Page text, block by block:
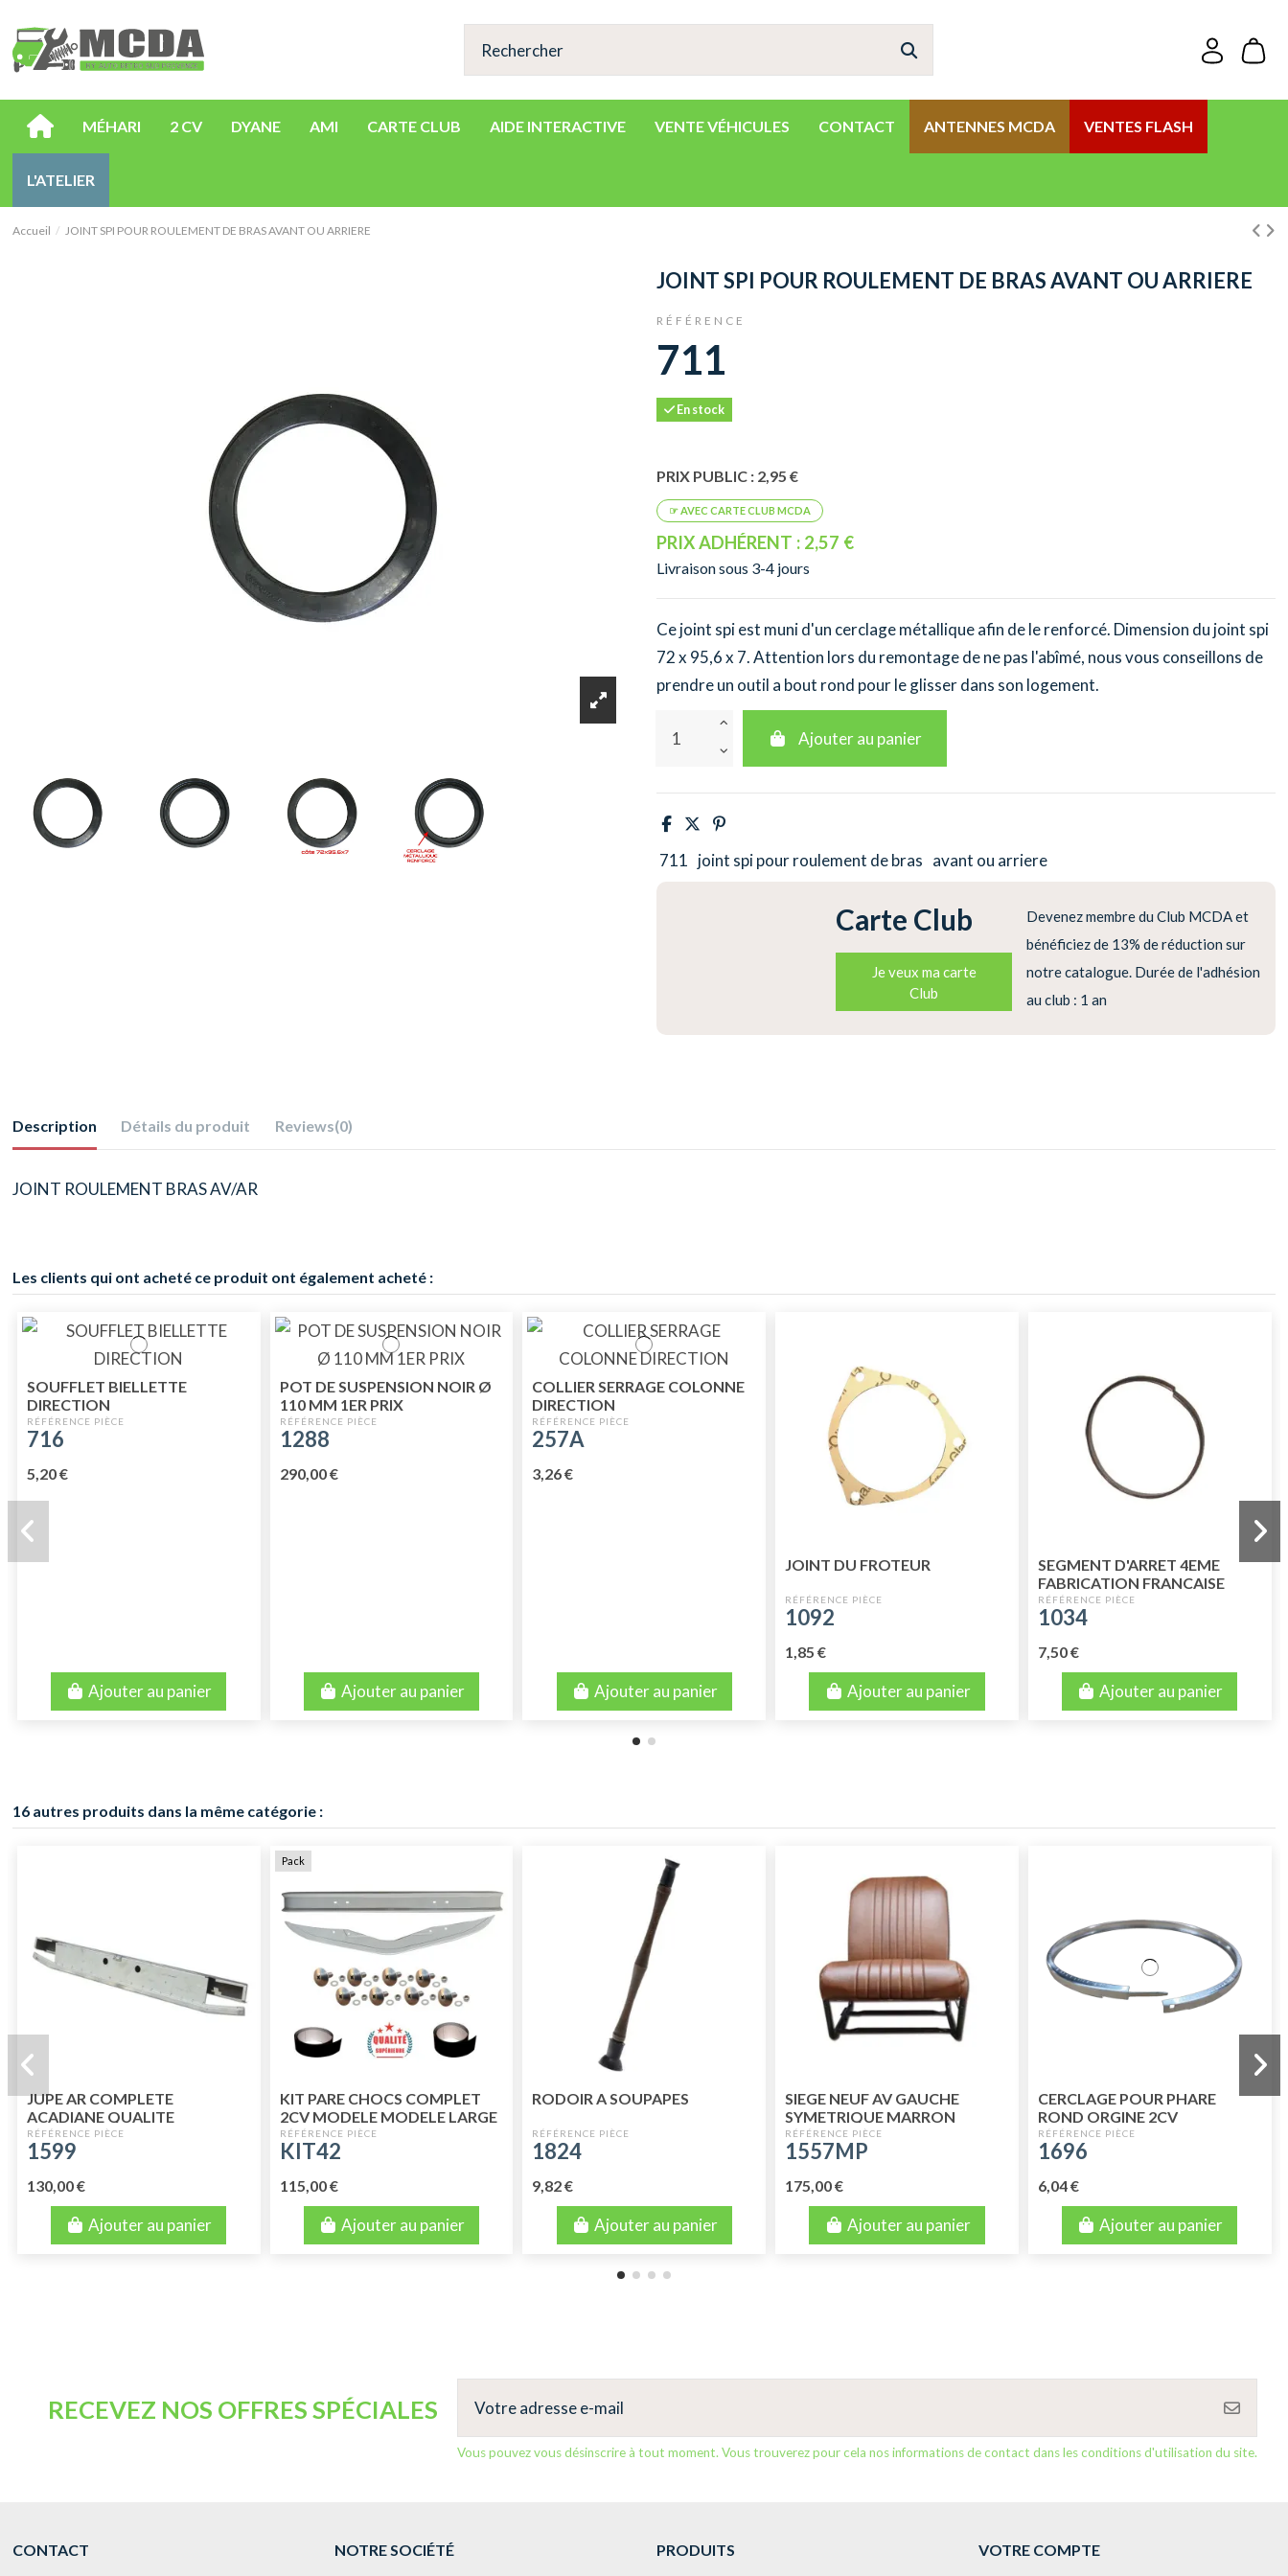
MÉHARI 2 CV DYANE AMI CARTE CLUB AIDE INTERACTIVE VENTE VÉHICULES CONTACT ANTENNES MCDA VENTES FLASH
L'ATELIER
Accueil JOINT SPI POUR ROULEMENT DE BRAS AVANT OU ARRIERE
JOINT SPI POUR ROULEMENT DE BRAS AVANT OU ARRIERE
RÉFÉRENCE
711
En stock
PRIX PUBLIC : 2,95 €
PRIX ADHÉRENT : 2,57 €
Livraison sous 3-4 jours
Ce joint spi est muni d'un cerclage métallique afin de le renforcé. Dimension du joint spi
72 x 95,6 x 7. Attention lors du remontage de ne pas l'abîmé, nous vous conseillons de
prendre un outil a bout rond pour le glisser dans son logement.
Ajouter au panier
711 joint spi pour roulement de bras avant ou arriere
Carte Club
Je veux ma carte
Club
Devenez membre du Club MCDA et
bénéficiez de 13% de réduction sur
notre catalogue. Durée de l'adhésion
au club : 1 an
Description Détails du produit Reviews(0)
JOINT ROULEMENT BRAS AV/AR
Les clients qui ont acheté ce produit ont également acheté :
SOUFFLET BIELLETTE
DIRECTION
716
5,20 €
Ajouter au panier
POT DE SUSPENSION NOIR Ø
110 MM 1ER PRIX
1288
290,00 €
Ajouter au panier
COLLIER SERRAGE COLONNE
DIRECTION
257A
3,26 €
Ajouter au panier
JOINT DU FROTEUR
1092
1,85 €
Ajouter au panier
SEGMENT D'ARRET 4EME
FABRICATION FRANCAISE
1034
7,50 €
Ajouter au panier
16 autres produits dans la même catégorie :
JUPE AR COMPLETE
ACADIANE QUALITE
SUPERIEURE
1599
130,00 €
Ajouter au panier
Pack
KIT PARE CHOCS COMPLET
2CV MODELE MODELE LARGE
QUALITE SUPERIEURE
KIT42
115,00 €
Ajouter au panier
RODOIR A SOUPAPES
1824
9,82 €
Ajouter au panier
SIEGE NEUF AV GAUCHE
SYMETRIQUE MARRON
PERFORE
1557MP
175,00 €
Ajouter au panier
CERCLAGE POUR PHARE
ROND ORGINE 2CV
1696
6,04 €
Ajouter au panier
RECEVEZ NOS OFFRES SPÉCIALES
Vous pouvez vous désinscrire à tout moment. Vous trouverez pour cela nos informations de contact dans les conditions d'utilisation du site.
CONTACT NOTRE SOCIÉTÉ PRODUITS VOTRE COMPTE